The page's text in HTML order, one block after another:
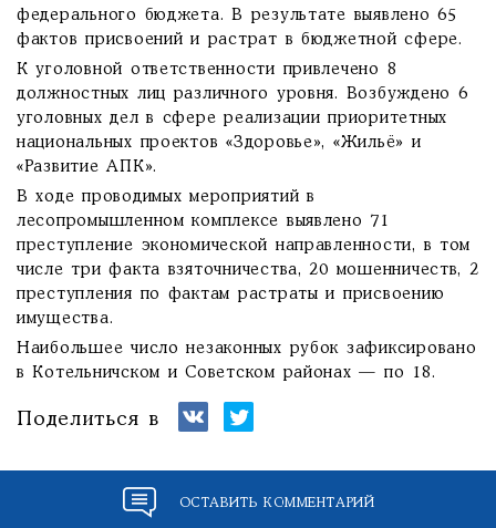
федерального бюджета. В результате выявлено 65
фактов присвоений и растрат в бюджетной сфере.
К уголовной ответственности привлечено 8
должностных лиц различного уровня. Возбуждено 6
уголовных дел в сфере реализации приоритетных
национальных проектов «Здоровье», «Жильё» и
«Развитие АПК».
В ходе проводимых мероприятий в
лесопромышленном комплексе выявлено 71
преступление экономической направленности, в том
числе три факта взяточничества, 20 мошенничеств, 2
преступления по фактам растраты и присвоению
имущества.
Наибольшее число незаконных рубок зафиксировано
в Котельничском и Советском районах — по 18.
Поделиться в
ОСТАВИТЬ КОММЕНТАРИЙ